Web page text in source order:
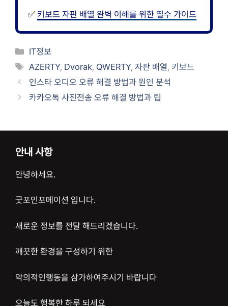
✅ 키보드 자판 배열 완벽 이해를 위한 필수 가이드
카
테
리
IT정보
태
그
AZERTY, Dvorak QWERTY,자판 배열 키보드
인스타 오디오 오류 해결 방법과 원인 분석
카카오톡 사진전송 오류 해결 방법과 팁
안내 사항
안녕하세요.
굿포인포메이션 입니다.
새로운 정보를 전달 해드리겠습니다.
깨끗한 환경을 구성하기 위한
악의적인행동을 삼가하여주시기 바랍니다
오늘도 행복한 하루 되세요